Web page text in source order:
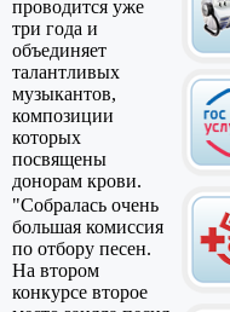
проводится уже
три года и
объединяет
талантливых
музыкантов,
композиции
которых
посвящены
донорам крови.
"Собралась очень
большая комиссия
по отбору песен.
На втором
конкурсе второе